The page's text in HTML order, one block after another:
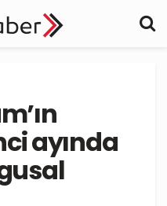
ayında